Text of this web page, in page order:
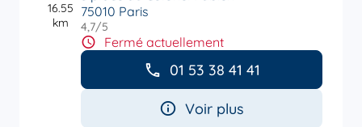
16.55
km
75010 Paris
4,7/5
Fermé actuellement
01 53 38 41 41
Voir plus